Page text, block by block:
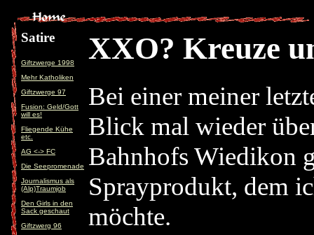
Satire
Giftzwerge 1998
Mehr Katholiken
Giftzwerge 97
Fusion: Geld/Gott
will es!
Fliegende Kühe
etc.
AG <-> FC
Die Seepromenade
Journalismus als
(Alp)Traumjob
Den Girls in den
Sack geschaut
Giftzwerg 96
XXO? Kreuze
Bei einer meiner
Blick mal wieder
Bahnhofs Wiedikon
Sprayprodukt, dem
möchte.